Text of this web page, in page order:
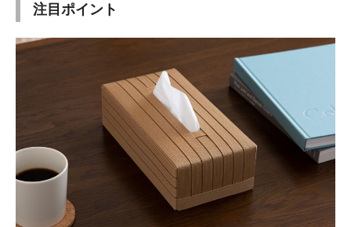
注目ポイント